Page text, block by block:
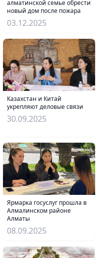
алматинской семье обрести
новый дом после пожара
03.12.2025
Казахстан и Китай
укрепляют деловые связи
30.09.2025
Ярмарка госуслуг прошла в
Алмалинском районе
Алматы
08.09.2025